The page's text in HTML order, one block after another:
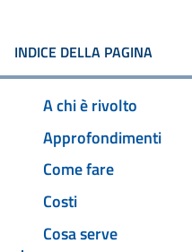
INDICE DELLA PAGINA
A chi è rivolto
Approfondimenti
Come fare
Costi
Cosa serve